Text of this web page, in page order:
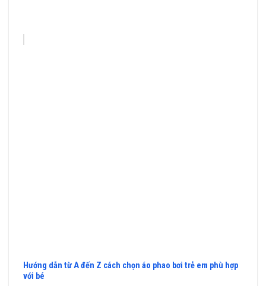
Hướng dẫn từ A đến Z cách chọn áo phao bơi trẻ em phù hợp
với bé